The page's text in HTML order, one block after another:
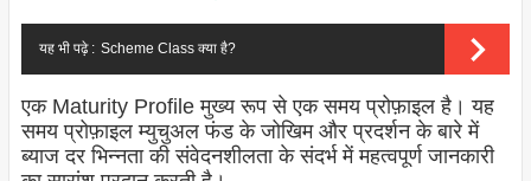
यह भी पढ़े : Scheme Class क्या है?
एक Maturity Profile मुख्य रूप से एक समय प्रोफ़ाइल है। यह
समय प्रोफ़ाइल म्युचुअल फंड के जोखिम और प्रदर्शन के बारे में
ब्याज दर भिन्नता की संवेदनशीलता के संदर्भ में महत्वपूर्ण जानकारी